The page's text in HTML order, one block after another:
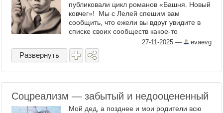
публиковали цикл романов «Башня. Новый
ковчег»! Мы с Лелей спешим вам
сообщить, что ежели вы вдруг увидите в
списке своих сообществ какое-то
незнакомое слово вместо привычного
«two_towers» - не пугайтесь. Это мы ...
27-11-2025 — evaevg
Развернуть
Соцреализм — забытый и недооцененный
Мой дед, а позднее и мои родители всю